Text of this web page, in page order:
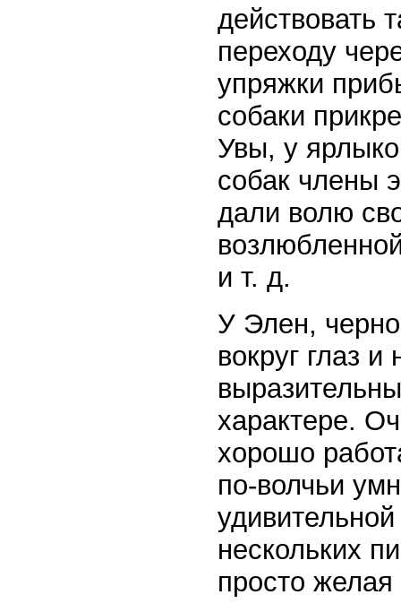
действовать
переходу
упряжки
собаки
Увы, у
собак члены
дали волю
и т. д.
У Элен,
вокруг глаз
характере.
хорошо
по-волчьи
нескольких
просто желая